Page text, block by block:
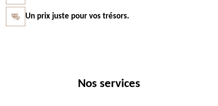
Un prix juste pour vos trésors.
Nos services